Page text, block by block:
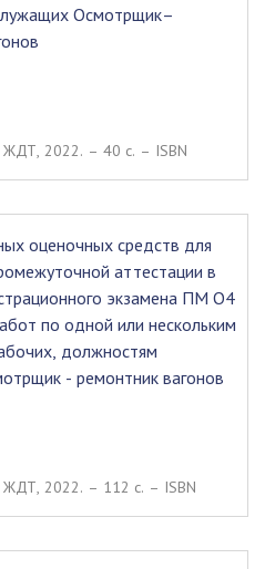
Осмотрщик–
2022. – 40 c. – ISBN
оценочных средств для
аттестации в
экзамена ПМ О4
по одной или нескольким
должностям
- ремонтник вагонов
2022. – 112 c. – ISBN